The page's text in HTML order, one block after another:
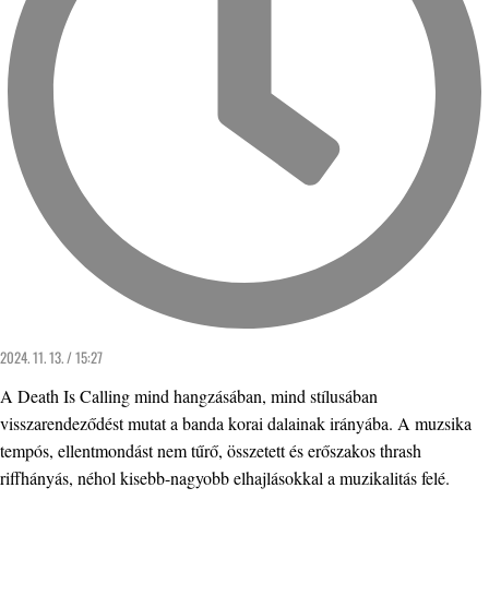
2024. 11. 13. / 15:27
A Death Is Calling mind hangzásában, mind stílusában
visszarendeződést mutat a banda korai dalainak irányába. A muzsika
tempós, ellentmondást nem tűrő, összetett és erőszakos thrash
riffhányás, néhol kisebb-nagyobb elhajlásokkal a muzikalitás felé.